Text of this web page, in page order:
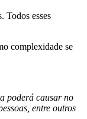
Todos esses
complexidade se
poderá causar no
entre outros